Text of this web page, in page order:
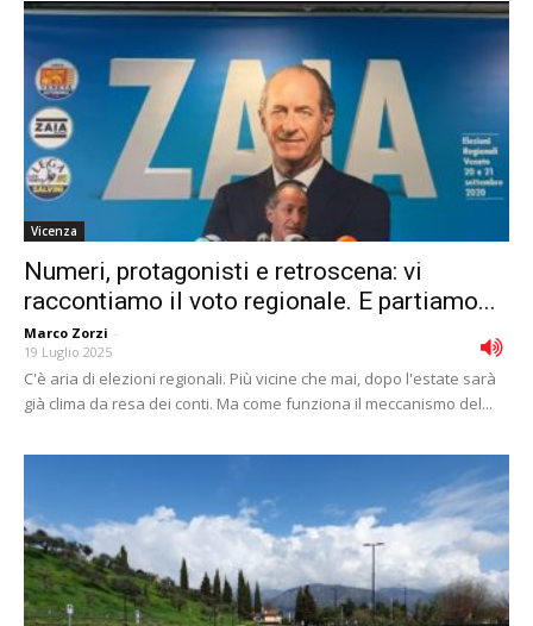
Vicenza
Numeri, protagonisti e retroscena: vi
raccontiamo il voto regionale. E partiamo...
Marco Zorzi -
19 Luglio 2025
C'è aria di elezioni regionali. Più vicine che mai, dopo l'estate sarà
già clima da resa dei conti. Ma come funziona il meccanismo del...